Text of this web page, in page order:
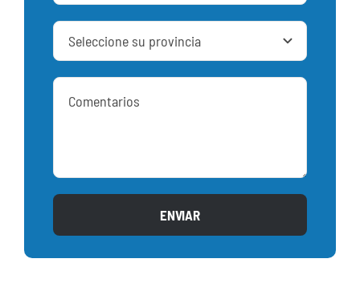
ENVIAR